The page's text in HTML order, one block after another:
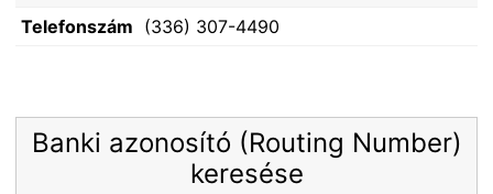
Telefonszám (336) 307-4490
Banki azonosító (Routing Number)
keresése